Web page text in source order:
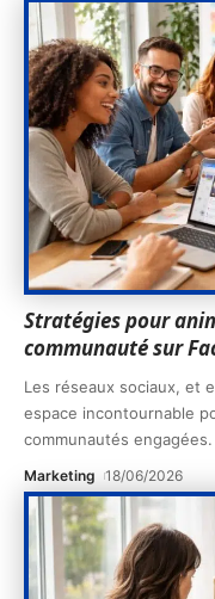
Stratégies pour
communauté sur
Les réseaux sociaux, et
espace incontournable
communautés
Marketing 18/06/2026